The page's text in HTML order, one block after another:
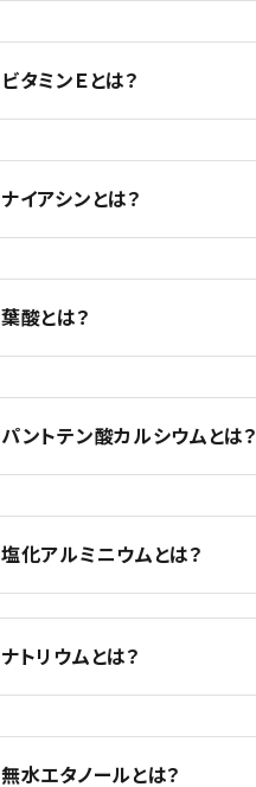
ビタミンＥとは？
ナイアシンとは？
葉酸とは？
パントテン酸カルシウムとは？
塩化アルミニウムとは？
ナトリウムとは？
無水エタノールとは？